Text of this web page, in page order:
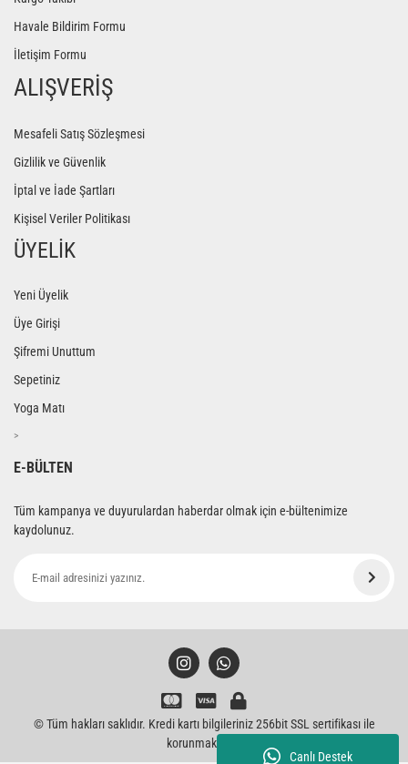
Canlı Destek
Havale Bildirim Formu
İletişim Formu
ALIŞVERİŞ
Mesafeli Satış Sözleşmesi
Gizlilik ve Güvenlik
İptal ve İade Şartları
Kişisel Veriler Politikası
ÜYELİK
Yeni Üyelik
Üye Girişi
Şifremi Unuttum
Sepetiniz
Yoga Matı
>
E-BÜLTEN
Tüm kampanya ve duyurulardan haberdar olmak için e-bültenimize
kaydolunuz.
© Tüm hakları saklıdır. Kredi kartı bilgileriniz 256bit SSL sertifikası ile
korunmaktadır.